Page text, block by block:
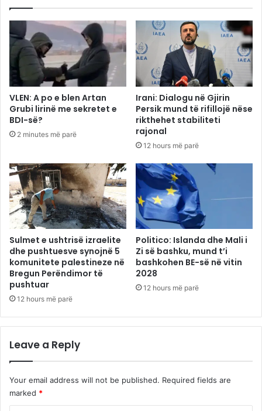
VLEN: A po e blen Artan
Grubi lirinë me sekretet e
BDI-së?
2 minutes më parë
Irani: Dialogu në Gjirin
Persik mund të rifillojë nëse
rikthehet stabiliteti
rajonal
12 hours më parë
Sulmet e ushtrisë izraelite
dhe pushtuesve synojnë 5
komunitete palestineze në
Bregun Perëndimor të
pushtuar
12 hours më parë
Politico: Islanda dhe Mali i
Zi së bashku, mund t’i
bashkohen BE-së në vitin
2028
12 hours më parë
Leave a Reply
Your email address will not be published. Required fields are
marked *